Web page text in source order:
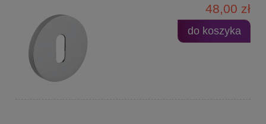
48,00 zł
do koszyka